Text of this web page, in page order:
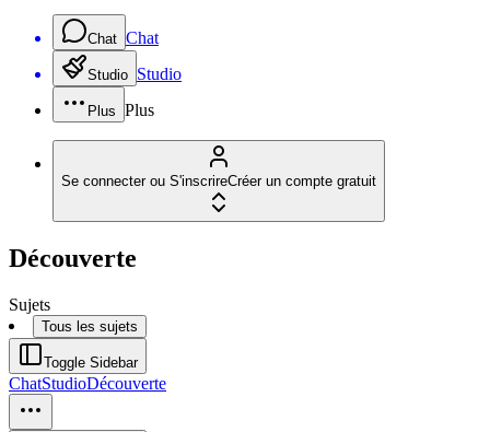
Chat Chat
Studio Studio
Plus Plus
Se connecter ou S'inscrireCréer un compte gratuit
Découverte
Sujets
Tous les sujets
Toggle Sidebar
ChatStudioDécouverte